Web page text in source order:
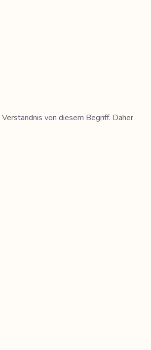
von diesem Begriff. Daher